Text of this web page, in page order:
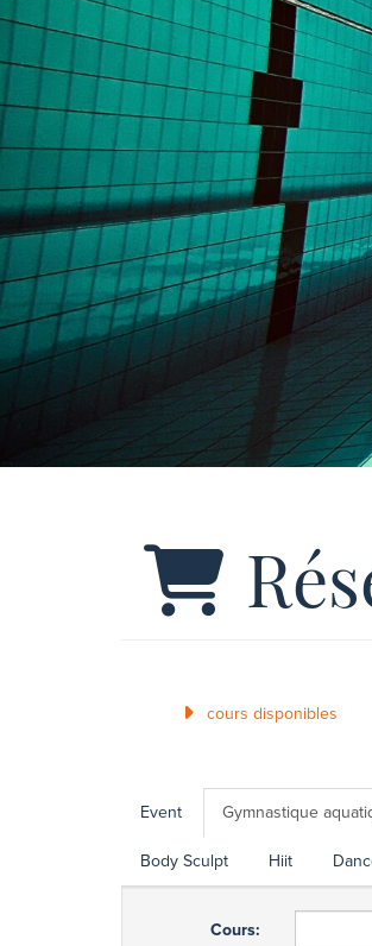
cours disponibles
Event Gymnastique
Body Sculpt Hiit
Cours: